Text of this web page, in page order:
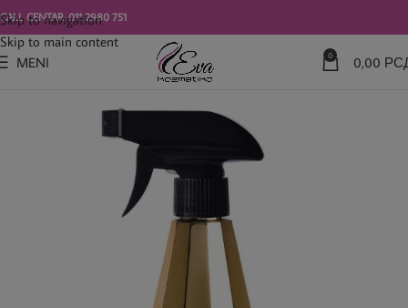
Skip to navigation
Skip to main content
CALL CENTAR: 011 2980 751
MENI 0 0,00
modal-check